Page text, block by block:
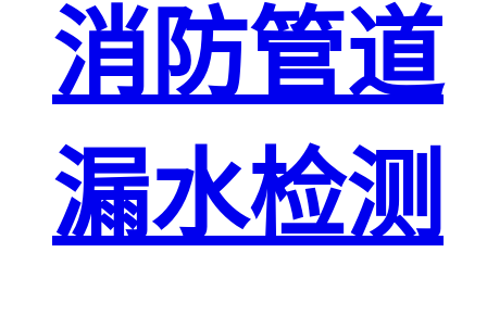
消防管道
漏水检测